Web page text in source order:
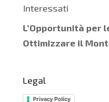
Interessati
L’Opportunità per
Ottimizzare il
Legal
Privacy Policy